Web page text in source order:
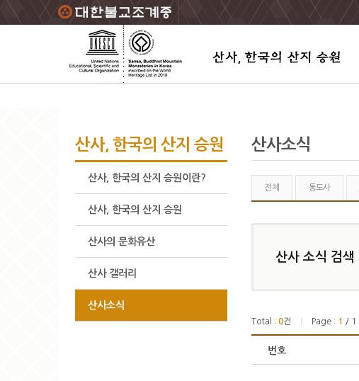
주요메뉴 바로가기
본문 바로가기
하단메뉴 바로가기
산사, 한국의 산지 승원
산사, 한국의 산지 승원이란?
산사, 한국의 산지 승원
산사의 문화유산
산사 갤러리
산사소식
산사소식
전체 통도사
산사 소식 검색
Total : 0건 Page : 1 / 1
번호